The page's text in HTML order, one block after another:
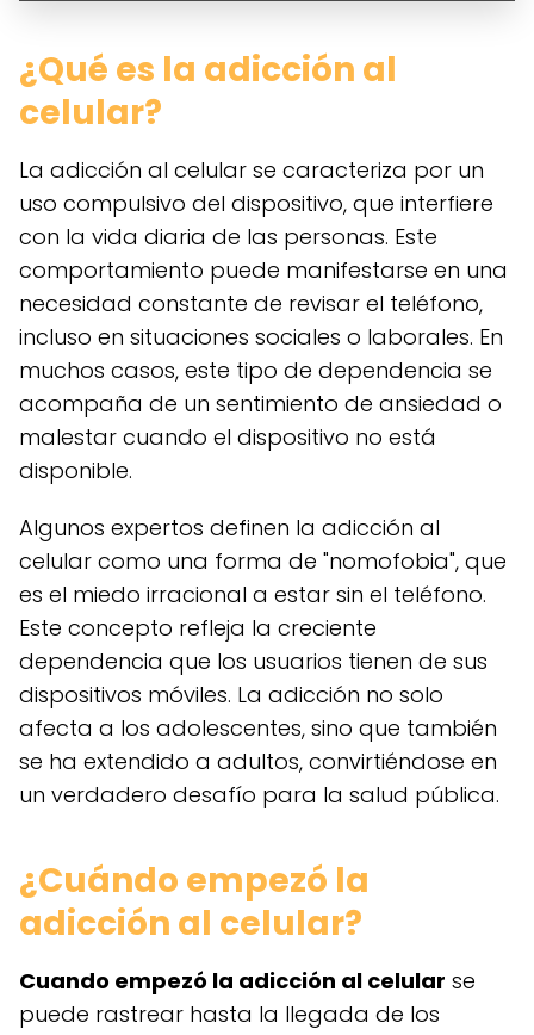
¿Qué es la adicción al
celular?
La adicción al celular se caracteriza por un
uso compulsivo del dispositivo, que interfiere
con la vida diaria de las personas. Este
comportamiento puede manifestarse en una
necesidad constante de revisar el teléfono,
incluso en situaciones sociales o laborales. En
muchos casos, este tipo de dependencia se
acompaña de un sentimiento de ansiedad o
malestar cuando el dispositivo no está
disponible.
Algunos expertos definen la adicción al
celular como una forma de "nomofobia", que
es el miedo irracional a estar sin el teléfono.
Este concepto refleja la creciente
dependencia que los usuarios tienen de sus
dispositivos móviles. La adicción no solo
afecta a los adolescentes, sino que también
se ha extendido a adultos, convirtiéndose en
un verdadero desafío para la salud pública.
¿Cuándo empezó la
adicción al celular?
Cuando empezó la adicción al celular se
puede rastrear hasta la llegada de los